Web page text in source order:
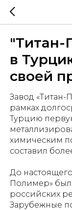
"Титан-
в
своей
Завод «Титан-
рамках
Турцию
химическим
составил
До
Полимер»
российских
Зарубежные